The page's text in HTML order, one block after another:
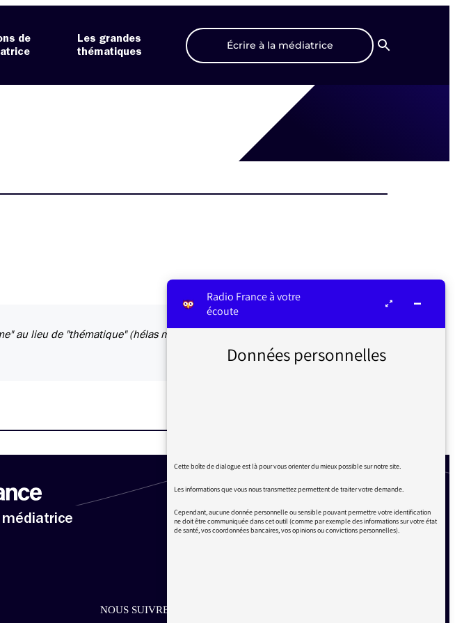
de
Les grandes
thématiques
Écrire à la médiatrice
Recherche
au lieu de "thématique" (hélas mis
médiatrice
NOUS SUIVRE SUR LES RÉSEAUX
Radio France à votre
écoute
Données personnelles
Cette boîte de dialogue est là pour vous orienter du mieux possible sur notre site.
Les informations que vous nous transmettez permettent de traiter votre demande.
Cependant, aucune donnée personnelle ou sensible pouvant permettre votre identification
ne doit être communiquée dans cet outil (comme par exemple des informations sur votre état
de santé, vos coordonnées bancaires, vos opinions ou convictions personnelles).